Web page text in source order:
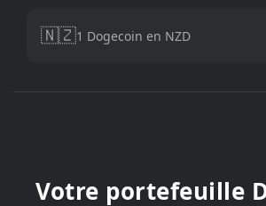
🇳🇿1 Dogecoin en NZD
Votre portefeuille